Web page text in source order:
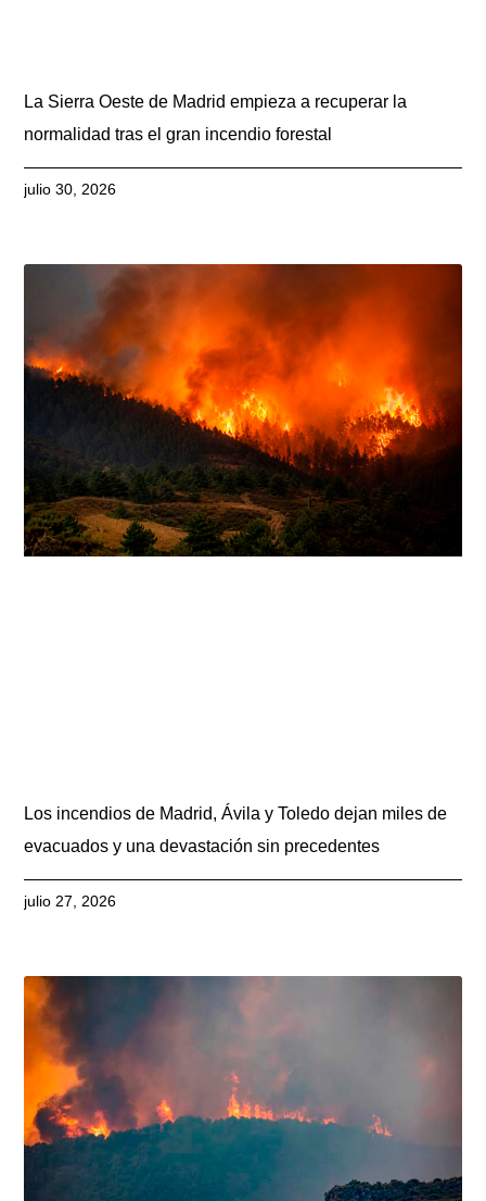
La Sierra Oeste de Madrid empieza a recuperar la
normalidad tras el gran incendio forestal
julio 30, 2026
Los incendios de Madrid, Ávila y Toledo dejan miles de
evacuados y una devastación sin precedentes
julio 27, 2026